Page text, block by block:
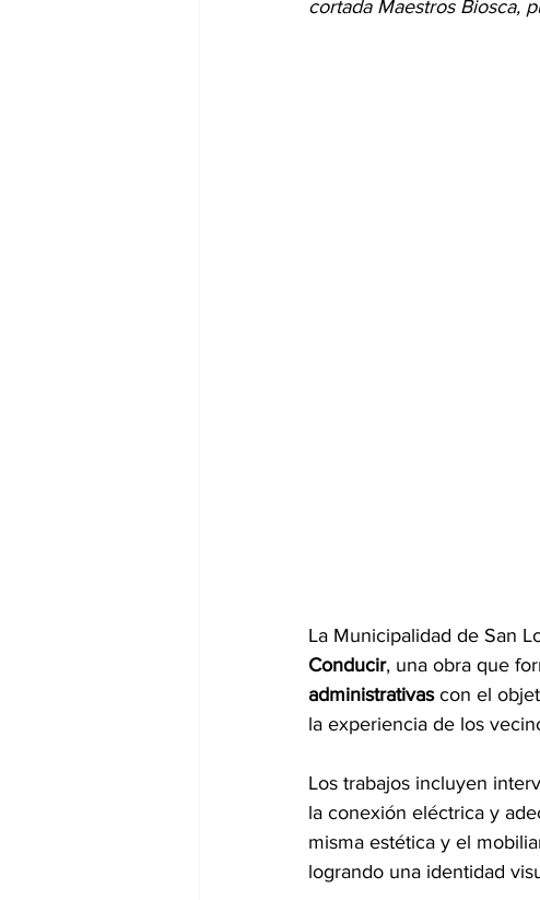
cortada Maestros Biosca,
La Municipalidad de San
Conducir, una obra que
administrativas con el
la experiencia de los
Los trabajos incluyen
la conexión eléctrica y
misma estética y el
logrando una identidad